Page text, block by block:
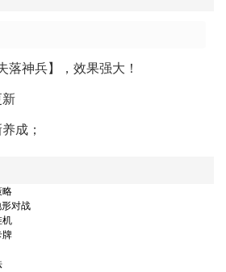
落神兵】，效果强大！
新
成；
略
形对战
机
牌